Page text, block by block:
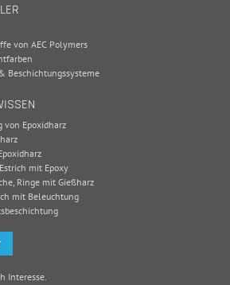
von AEC Polymers
Beschichtungssysteme
von Epoxidharz
mit Epoxy
Ringe mit Gießharz
mit Beleuchtung
Interesse.